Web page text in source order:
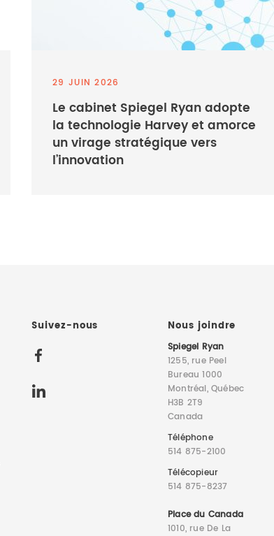
29 JUIN 2026
Le cabinet Spiegel Ryan adopte
la technologie Harvey et amorce
un virage stratégique vers
l’innovation
Suivez-nous Nous joindre
Spiegel Ryan
1255, rue Peel
Bureau 1000
Montréal, Québec
H3B 2T9
Canada
Téléphone
514 875-2100
Télécopieur
514 875-8237
Place du Canada
1010, rue De La